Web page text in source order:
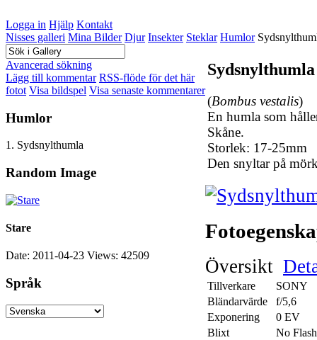
Logga in Hjälp Kontakt
Nisses galleri Mina Bilder Djur Insekter Steklar Humlor
Avancerad sökning
Lägg till kommentar RSS-flöde för det här
fotot Visa bildspel Visa senaste kommentarer
Humlor
1. Sydsnylthumla
Random Image
Stare
Date: 2011-04-23 Views: 42509
Språk
Sydsnylthumla
(Bombus vestalis)
En humla som
Skåne.
Storlek: 17-25mm
Den snyltar på
Översikt
Tillverkare
SONY
Bländarvärde
f/5,6
Exponering
0 EV
Blixt
No Flash